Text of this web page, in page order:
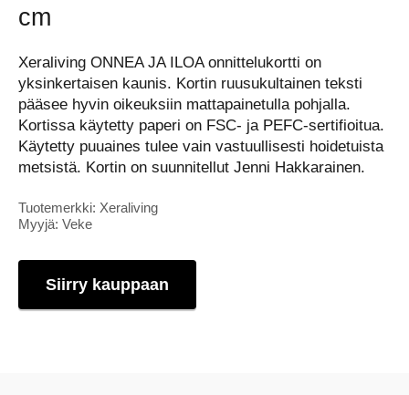
cm
Xeraliving ONNEA JA ILOA onnittelukortti on
yksinkertaisen kaunis. Kortin ruusukultainen teksti
pääsee hyvin oikeuksiin mattapainetulla pohjalla.
Kortissa käytetty paperi on FSC- ja PEFC-sertifioitua.
Käytetty puuaines tulee vain vastuullisesti hoidetuista
metsistä. Kortin on suunnitellut Jenni Hakkarainen.
Tuotemerkki: Xeraliving
Myyjä: Veke
Siirry kauppaan